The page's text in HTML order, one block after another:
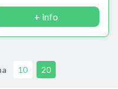
+ info
10 20